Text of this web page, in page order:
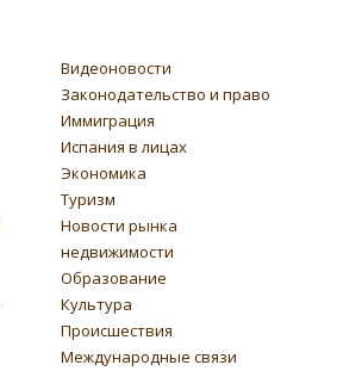
Видеоновости
Законодательство и право
Иммиграция
Испания в лицах
Экономика
Туризм
Новости рынка
недвижимости
Образование
Культура
Происшествия
Международные связи